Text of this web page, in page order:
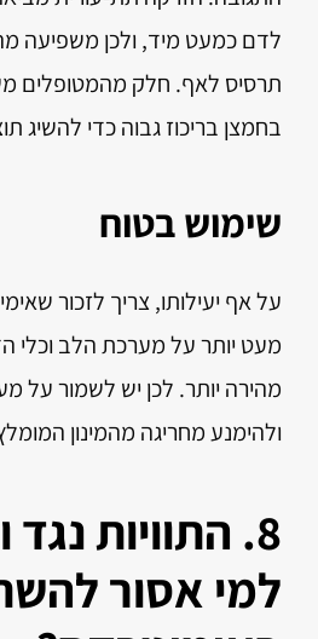
לדם כמעט מיד, ולכן משפיעה
תרסיס לאף. חלק מהמטופלים
בחמצן בריכוז גבוה כדי להשיג
שימוש בטוח
על אף יעילותו, צריך לזכור
מעט יותר על מערכת הלב וכלי
מהירה יותר. לכן יש לשמור על
ולהימנע מחריגה מהמינון
8. התוויות
למי אסור